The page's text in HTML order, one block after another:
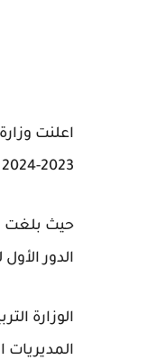
2023-2024 بعد اكتمال تصحيح والتدقيق النتائج.
الدور
المديريات